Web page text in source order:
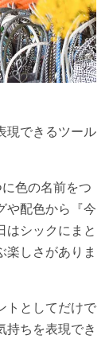
現できるツール
色の名前をつ
や配色から『今
はシックにまと
楽しさがありま
トとしてだけで
持ちを表現でき